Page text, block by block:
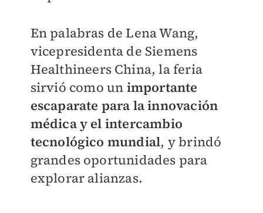
En palabras de Lena Wang,
vicepresidenta de Siemens
Healthineers China, la feria
sirvió como un importante
escaparate para la innovación
médica y el intercambio
tecnológico mundial, y brindó
grandes oportunidades para
explorar alianzas.